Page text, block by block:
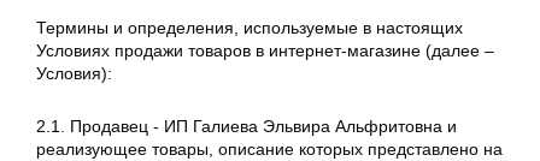
Термины и определения, используемые в настоящих
Условиях продажи товаров в интернет-магазине (далее –
Условия):
2.1. Продавец - ИП Галиева Эльвира Альфритовна и
реализующее товары, описание которых представлено на